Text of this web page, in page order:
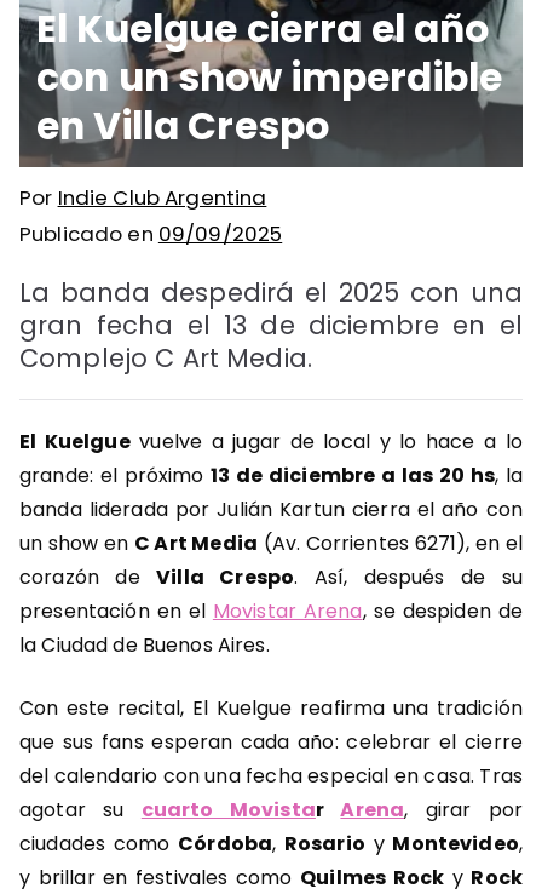
El Kuelgue cierra el año
con un show imperdible
en Villa Crespo
Por Indie Club Argentina
Publicado en 09/09/2025
La banda despedirá el 2025 con una
gran fecha el 13 de diciembre en el
Complejo C Art Media.
El Kuelguevuelve a jugar de local y lo hace a lo
grande: el próximo13 de diciembre a las 20 hs, la
banda liderada por Julián Kartun cierra el año con
un show en C Art Media (Av. Corrientes 6271), en el
corazón deVilla Crespo. Así, después de su
presentación en el Movistar Arena, se despiden de
la Ciudad de Buenos Aires.
Con este recital, El Kuelgue reafirma una tradición
que sus fans esperan cada año: celebrar el cierre
del calendario con una fecha especial en casa. Tras
agotar su cuarto MovistarArena, girar por
ciudades como Córdoba, Rosario y Montevideo,
y brillar en festivales como Quilmes Rock y Rock